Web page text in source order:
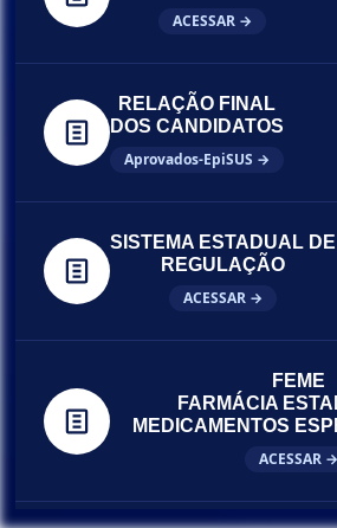
ACESSAR →
RELAÇÃO FINAL
DOS CANDIDATOS
Aprovados-EpiSUS →
SISTEMA ESTADUAL DE
REGULAÇÃO
ACESSAR →
FEME
FARMÁCIA
MEDICAMENTOS
ACESSAR →